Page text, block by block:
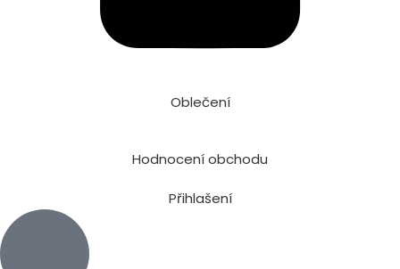
Oblečení
Hodnocení obchodu
Přihlašení